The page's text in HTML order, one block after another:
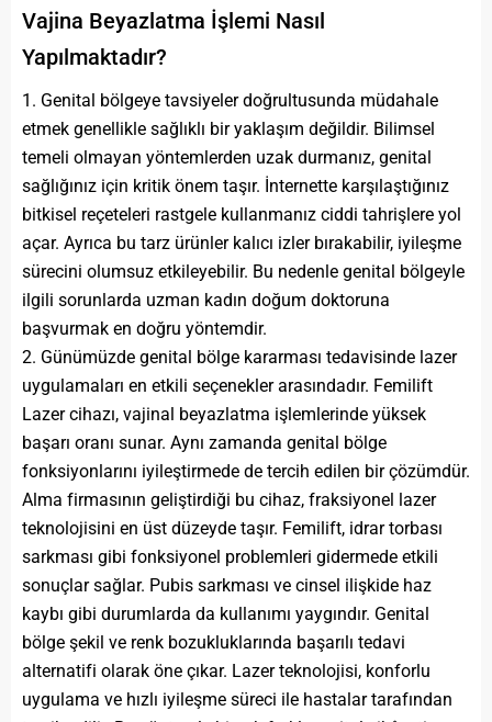
Vajina Beyazlatma İşlemi Nasıl
Yapılmaktadır?
1. Genital bölgeye tavsiyeler doğrultusunda müdahale
etmek genellikle sağlıklı bir yaklaşım değildir. Bilimsel
temeli olmayan yöntemlerden uzak durmanız, genital
sağlığınız için kritik önem taşır. İnternette karşılaştığınız
bitkisel reçeteleri rastgele kullanmanız ciddi tahrişlere yol
açar. Ayrıca bu tarz ürünler kalıcı izler bırakabilir, iyileşme
sürecini olumsuz etkileyebilir. Bu nedenle genital bölgeyle
ilgili sorunlarda uzman kadın doğum doktoruna
başvurmak en doğru yöntemdir.
2. Günümüzde genital bölge kararması tedavisinde lazer
uygulamaları en etkili seçenekler arasındadır. Femilift
Lazer cihazı, vajinal beyazlatma işlemlerinde yüksek
başarı oranı sunar. Aynı zamanda genital bölge
fonksiyonlarını iyileştirmede de tercih edilen bir çözümdür.
Alma firmasının geliştirdiği bu cihaz, fraksiyonel lazer
teknolojisini en üst düzeyde taşır. Femilift, idrar torbası
sarkması gibi fonksiyonel problemleri gidermede etkili
sonuçlar sağlar. Pubis sarkması ve cinsel ilişkide haz
kaybı gibi durumlarda da kullanımı yaygındır. Genital
bölge şekil ve renk bozukluklarında başarılı tedavi
alternatifi olarak öne çıkar. Lazer teknolojisi, konforlu
uygulama ve hızlı iyileşme süreci ile hastalar tarafından